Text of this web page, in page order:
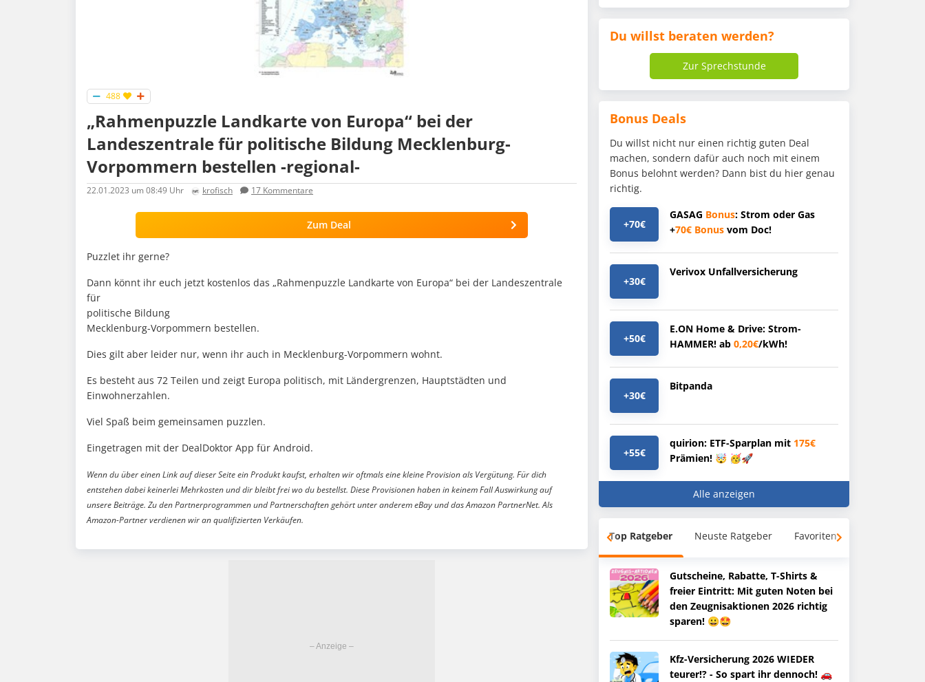
488
„Rahmenpuzzle Landkarte von Europa“ bei der
Landeszentrale für politische Bildung Mecklenburg-
Vorpommern bestellen -regional-
22.01.2023 um 08:49 Uhr krofisch 17 Kommentare
Zum Deal
Puzzlet ihr gerne?
Dann könnt ihr euch jetzt kostenlos das „Rahmenpuzzle Landkarte von Europa“ bei der Landeszentrale
für
politische Bildung
Mecklenburg-Vorpommern bestellen.
Dies gilt aber leider nur, wenn ihr auch in Mecklenburg-Vorpommern wohnt.
Es besteht aus 72 Teilen und zeigt Europa politisch, mit Ländergrenzen, Hauptstädten und
Einwohnerzahlen.
Viel Spaß beim gemeinsamen puzzlen.
Eingetragen mit der DealDoktor App für Android.
Wenn du über einen Link auf dieser Seite ein Produkt kaufst, erhalten wir oftmals eine kleine Provision als Vergütung. Für dich
entstehen dabei keinerlei Mehrkosten und dir bleibt frei wo du bestellst. Diese Provisionen haben in keinem Fall Auswirkung auf
unsere Beiträge. Zu den Partnerprogrammen und Partnerschaften gehört unter anderem eBay und das Amazon PartnerNet. Als
Amazon-Partner verdienen wir an qualifizierten Verkäufen.
Du willst beraten werden?
Zur Sprechstunde
Bonus Deals
Du willst nicht nur einen richtig guten Deal
machen, sondern dafür auch noch mit einem
Bonus belohnt werden? Dann bist du hier genau
richtig.
+70€
GASAG Bonus: Strom oder Gas
+70€ Bonus vom Doc!
+30€
Verivox Unfallversicherung
+50€
E.ON Home & Drive: Strom-
HAMMER! ab 0,20€/kWh!
+30€
Bitpanda
+55€
quirion: ETF-Sparplan mit 175€
Prämien! 🤯 🥳🚀
Alle anzeigen
Top Ratgeber Neuste Ratgeber Favoriten
Gutscheine, Rabatte, T-Shirts &
freier Eintritt: Mit guten Noten bei
den Zeugnisaktionen 2026 richtig
sparen! 😀🤩
Kfz-Versicherung 2026 WIEDER
teurer!? - So spart ihr dennoch! 🚗